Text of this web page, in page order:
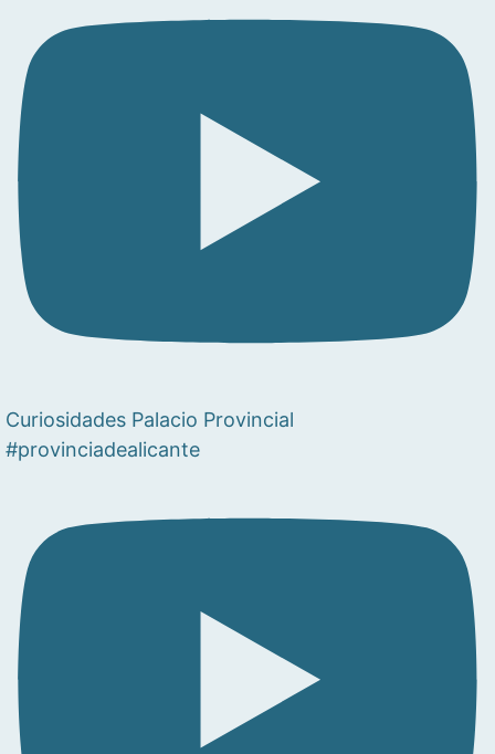
Curiosidades Palacio Provincial
#provinciadealicante